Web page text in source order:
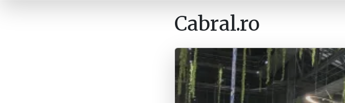
Cabral.ro